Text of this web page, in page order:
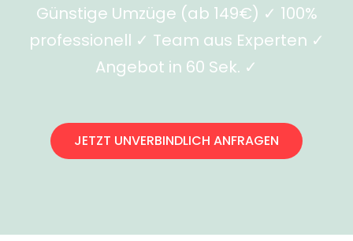
Günstige Umzüge (ab 149€) ✓ 100%
professionell ✓ Team aus Experten ✓
Angebot in 60 Sek. ✓
JETZT UNVERBINDLICH ANFRAGEN